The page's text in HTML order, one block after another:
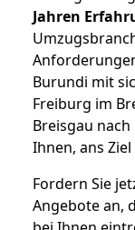
Jahren
Burundi mit
Freiburg im
Breisgau
Ihnen, ans
Fordern Sie
Angebote an,